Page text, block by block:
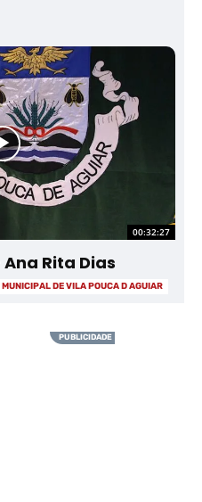
00:32:27
Rita Dias
DE VILA POUCA D AGUIAR